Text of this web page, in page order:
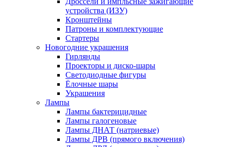
устройства (ИЗУ)
Кронштейны
Патроны и комплектующие
Стартеры
Новогодние украшения
Гирлянды
Проекторы и диско-шары
Светодиодные фигуры
Ёлочные шары
Украшения
Лампы
Лампы бактерицидные
Лампы галогеновые
Лампы ДНАТ (натриевые)
Лампы ДРВ (прямого включения)